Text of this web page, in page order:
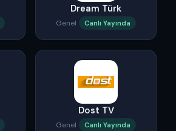
Dream Türk
Genel Canlı Yayında
Dost TV
Genel Canlı Yayında